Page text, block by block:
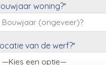
woning?*
van de werf?*